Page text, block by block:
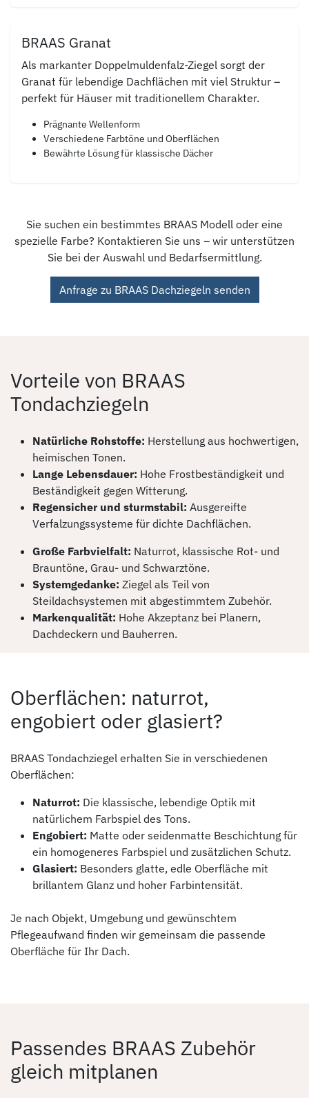
BRAAS Granat
Als markanter Doppelmuldenfalz-Ziegel sorgt der
Granat für lebendige Dachflächen mit viel Struktur –
perfekt für Häuser mit traditionellem Charakter.
Prägnante Wellenform
Verschiedene Farbtöne und Oberflächen
Bewährte Lösung für klassische Dächer
Sie suchen ein bestimmtes BRAAS Modell oder eine
spezielle Farbe? Kontaktieren Sie uns – wir unterstützen
Sie bei der Auswahl und Bedarfsermittlung.
Anfrage zu BRAAS Dachziegeln senden
Vorteile von BRAAS
Tondachziegeln
Natürliche Rohstoffe: Herstellung aus hochwertigen,
heimischen Tonen.
Lange Lebensdauer: Hohe Frostbeständigkeit und
Beständigkeit gegen Witterung.
Regensicher und sturmstabil: Ausgereifte
Verfalzungssysteme für dichte Dachflächen.
Große Farbvielfalt: Naturrot, klassische Rot- und
Brauntöne, Grau- und Schwarztöne.
Systemgedanke: Ziegel als Teil von
Steildachsystemen mit abgestimmtem Zubehör.
Markenqualität: Hohe Akzeptanz bei Planern,
Dachdeckern und Bauherren.
Oberflächen: naturrot,
engobiert oder glasiert?
BRAAS Tondachziegel erhalten Sie in verschiedenen
Oberflächen:
Naturrot: Die klassische, lebendige Optik mit
natürlichem Farbspiel des Tons.
Engobiert: Matte oder seidenmatte Beschichtung für
ein homogeneres Farbspiel und zusätzlichen Schutz.
Glasiert: Besonders glatte, edle Oberfläche mit
brillantem Glanz und hoher Farbintensität.
Je nach Objekt, Umgebung und gewünschtem
Pflegeaufwand finden wir gemeinsam die passende
Oberfläche für Ihr Dach.
Passendes BRAAS Zubehör
gleich mitplanen